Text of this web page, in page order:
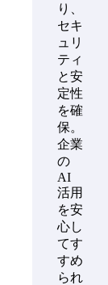
り、
セキ
ュリ
ティ
と安
定性
を確
保。
企業
の
AI
活用
を安
心し
てす
すめ
られ